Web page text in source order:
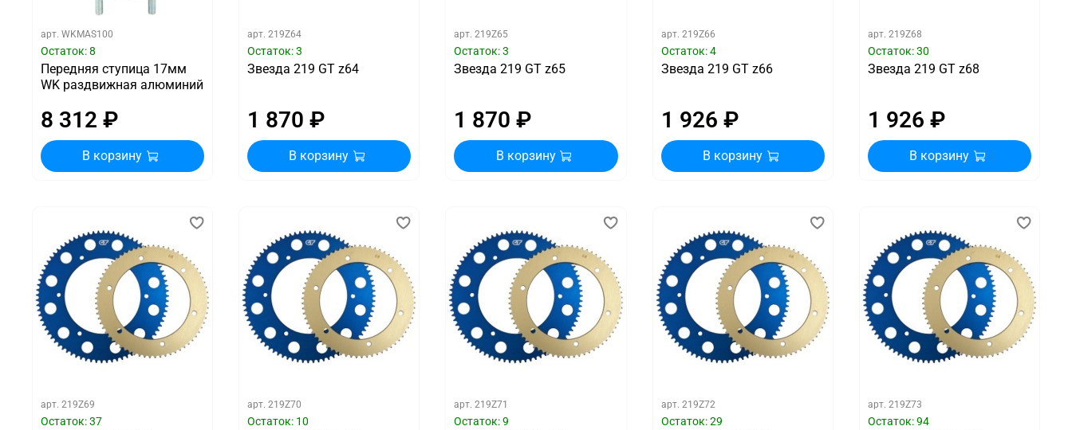
арт. WKMAS100
Остаток: 8
Передняя ступица 17мм
WK раздвижная алюминий
8 312 ₽
В корзину
арт.219Z64
Остаток: 3
Звезда 219 GT z64
1 870 ₽
В корзину
арт.219Z65
Остаток: 3
Звезда 219 GT z65
1 870 ₽
В корзину
арт. 219Z66
Остаток: 4
Звезда 219 GT z66
1 926 ₽
В корзину
арт. 219Z68
Остаток: 30
Звезда 219 GT z68
1 926 ₽
В корзину
арт. 219Z69
Остаток: 37
арт.219Z70
Остаток: 10
арт.219Z71
Остаток: 9
арт. 219Z72
Остаток: 29
арт. 219Z73
Остаток: 94